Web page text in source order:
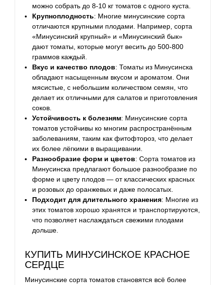
можно собрать до 8-10 кг томатов с одного куста.
Крупноплодность: Многие минусинские сорта
отличаются крупными плодами. Например, сорта
«Минусинский крупный» и «Минусинский бык»
дают томаты, которые могут весить до 500-800
граммов каждый.
Вкус и качество плодов: Томаты из Минусинска
обладают насыщенным вкусом и ароматом. Они
мясистые, с небольшим количеством семян, что
делает их отличными для салатов и приготовления
соков.
Устойчивость к болезням: Минусинские сорта
томатов устойчивы ко многим распространённым
заболеваниям, таким как фитофтороз, что делает
их более лёгкими в выращивании.
Разнообразие форм и цветов: Сорта томатов из
Минусинска предлагают большое разнообразие по
форме и цвету плодов — от классических красных
и розовых до оранжевых и даже полосатых.
Подходит для длительного хранения: Многие из
этих томатов хорошо хранятся и транспортируются,
что позволяет наслаждаться свежими плодами
дольше.
КУПИТЬ МИНУСИНСКОЕ КРАСНОЕ
СЕРДЦЕ
Минусинские сорта томатов становятся всё более